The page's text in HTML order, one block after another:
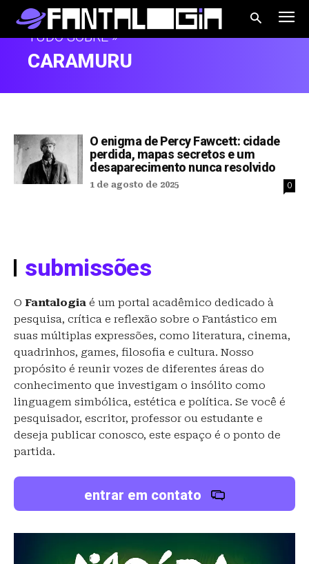
TUDO SOBRE »
CARAMURU
O enigma de Percy Fawcett: cidade
perdida, mapas secretos e um
desaparecimento nunca resolvido
1 de agosto de 2025 0
submissões
O Fantalogia é um portal acadêmico dedicado à
pesquisa, crítica e reflexão sobre o Fantástico em
suas múltiplas expressões, como literatura, cinema,
quadrinhos, games, filosofia e cultura. Nosso
propósito é reunir vozes de diferentes áreas do
conhecimento que investigam o insólito como
linguagem simbólica, estética e política. Se você é
pesquisador, escritor, professor ou estudante e
deseja publicar conosco, este espaço é o ponto de
partida.
entrar em contato